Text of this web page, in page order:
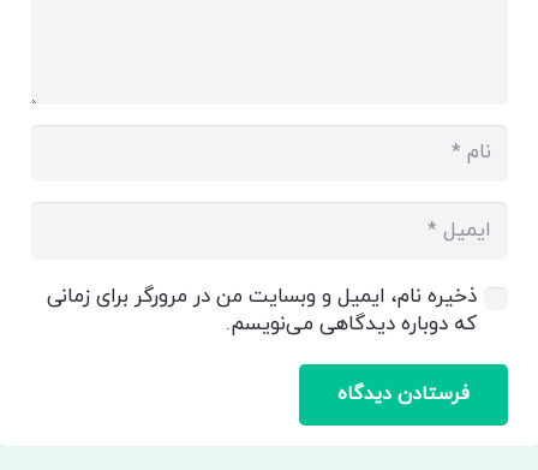
ذخیره نام، ایمیل و وبسایت من در مرورگر برای زمانی
که دوباره دیدگاهی می‌نویسم.
فرستادن دیدگاه